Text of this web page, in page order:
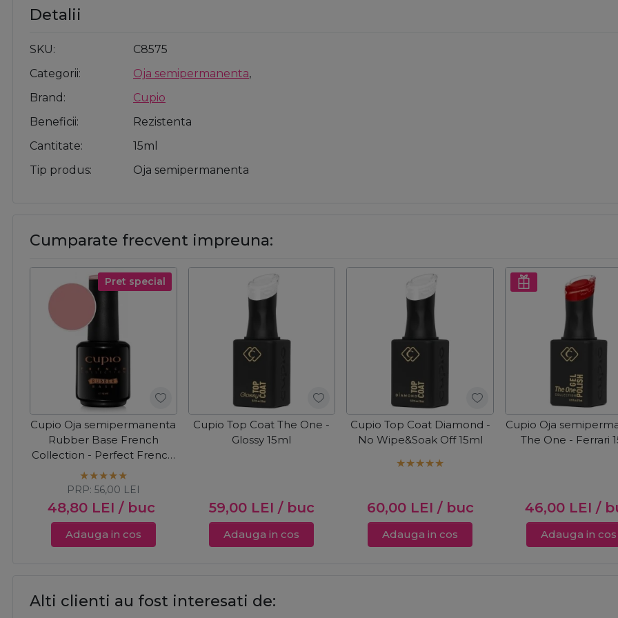
Detalii
SKU
C8575
Categorii
Oja semipermanenta,
Brand
Cupio
Beneficii
Rezistenta
Cantitate
15ml
Tip produs
Oja semipermanenta
Cumparate frecvent impreuna:
Pret special
Cupio Oja semipermanenta
Rubber Base French
Collection - Perfect French
15ml
48,80 LEI / buc
PRP: 56,00 LEI
Adauga in cos
Cupio Top Coat The One -
Glossy 15ml
59,00 LEI / buc
Adauga in cos
Cupio Top Coat Diamond -
No Wipe&Soak Off 15ml
60,00 LEI / buc
Adauga in cos
Cupio Oja
The One - Ferrari
46,00 LEI /
Adauga in cos
Alti clienti au fost interesati de: